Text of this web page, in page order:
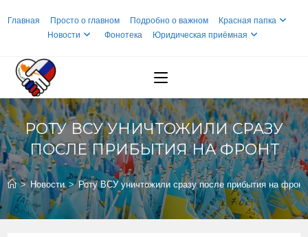
Главная Просто о главном Подробно о важном
Красная папка
Новости
Фонотека Юридическая приёмная
РОТУ ВСУ УНИЧТОЖИЛИ СРАЗУ
ПОСЛЕ ПРИБЫТИЯ НА ФРОНТ
> Новости > Роту ВСУ уничтожили сразу после прибытия на фронт